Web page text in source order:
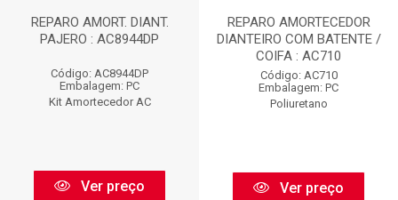
REPARO AMORT. DIANT.
PAJERO : AC8944DP
Código: AC8944DP
Embalagem: PC
Kit Amortecedor AC
Ver preço
REPARO AMORTECEDOR
DIANTEIRO COM BATENTE /
COIFA : AC710
Código: AC710
Embalagem: PC
Poliuretano
Ver preço